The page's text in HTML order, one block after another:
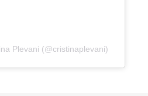
Plevani (@cristinaplevani)